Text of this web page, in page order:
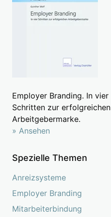
Employer Branding. In vier
Schritten zur erfolgreichen
Arbeitgebermarke.
» Ansehen
Spezielle Themen
Anreizsysteme
Employer Branding
Mitarbeiterbindung